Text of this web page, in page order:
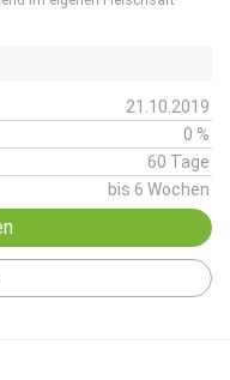
21.10.2019
0 %
60 Tage
bis 6 Wochen